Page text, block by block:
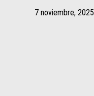
7 noviembre, 2025